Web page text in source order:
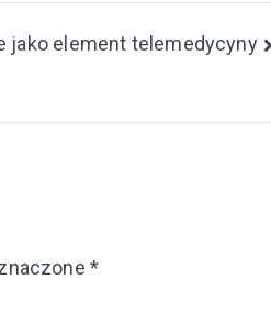
jako element telemedycyny
*